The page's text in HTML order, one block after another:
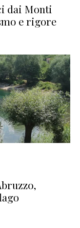
dai Monti
e rigore